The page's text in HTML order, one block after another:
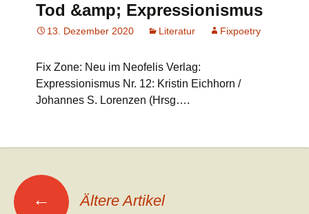
Tod &amp; Expressionismus
13. Dezember 2020 Literatur Fixpoetry
Fix Zone: Neu im Neofelis Verlag:
Expressionismus Nr. 12: Kristin Eichhorn /
Johannes S. Lorenzen (Hrsg….
Beitrags-
Navigation
← Ältere Artikel